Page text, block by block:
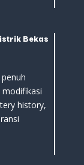
Bekas
history,